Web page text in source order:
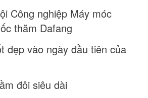
Công nghiệp Máy móc
thăm Dafang
đẹp vào ngày đầu tiên của
đôi siêu dài